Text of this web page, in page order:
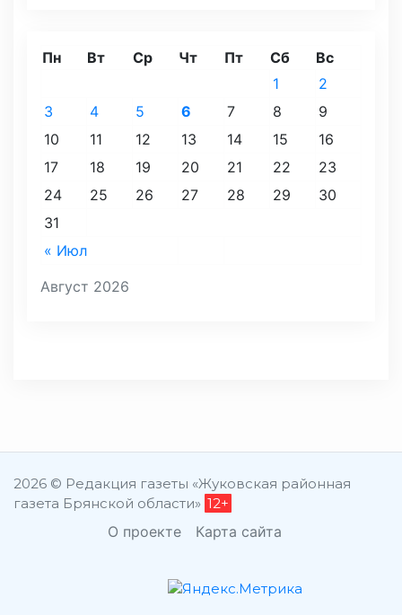
Август 2026
Пн Вт Ср Чт Пт Сб Вс
« Июл
1
2
3
4 5 6 7 8
9
10
11 12 13 14 15
16
17
18 19 20 21 22
23
24
25 26 27 28 29
30
31
2026 © Редакция газеты «Жуковская районная
газета Брянской области» 12+
О проекте Карта сайта